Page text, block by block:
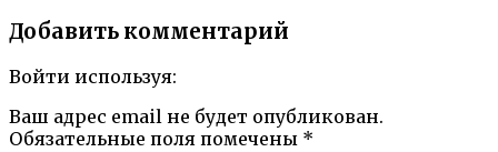
Добавить комментарий
Войти используя:
Ваш адрес email не будет опубликован.
Обязательные поля помечены *